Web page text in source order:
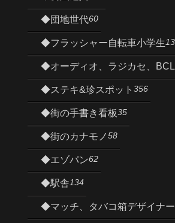
◆団地世代60
◆フラッシャー自転車小学生
◆オーディオ、ラジカセ、BCL
◆ステキ&珍スポット 356
◆街の手書き看板35
◆街のカナモノ58
◆エゾパン62
◆駅舎134
◆マッチ、タバコ箱デザイナー